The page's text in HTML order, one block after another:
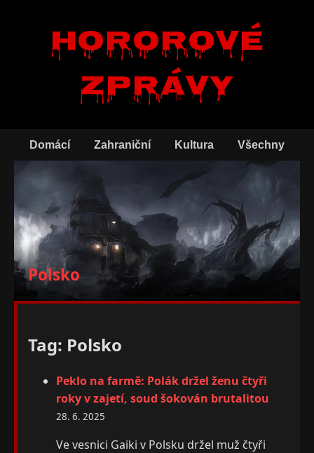
Hororové
zprávy
Domácí Zahraniční Kultura Všechny
Polsko
Tag: Polsko
Peklo na farmě: Polák držel ženu čtyři
roky v zajetí, soud šokován brutalitou
28. 6. 2025
Ve vesnici Gaiki v Polsku držel muž čtyři